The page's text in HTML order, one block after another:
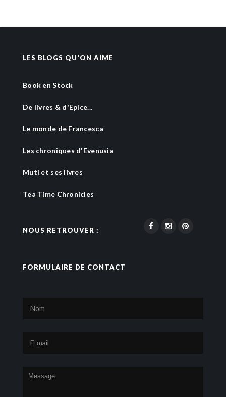
LES BLOGS QU'ON AIME
Book en Stock
De livres & d'Epice...
Le monde de Francesca
Les chroniques d'Evenusia
Muti et ses livres
Tea Time Chronicles
NOUS RETROUVER :
FORMULAIRE DE CONTACT